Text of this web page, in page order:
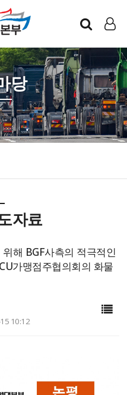
인트라넷
LOG IN
당
자료
해 BGF사측의 적극적인
가맹점주협의회의 화물
10:12